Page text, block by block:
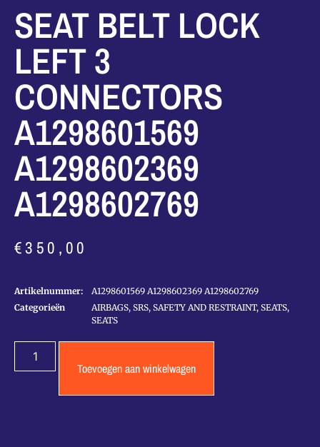
SEAT BELT LOCK
LEFT 3
CONNECTORS
A1298601569
A1298602369
A1298602769
€350,00
Artikelnummer:
A1298601569 A1298602369 A1298602769
Categorieën
AIRBAGS, SRS, SAFETY AND RESTRAINT, SEATS,
SEATS
Toevoegen aan winkelwagen